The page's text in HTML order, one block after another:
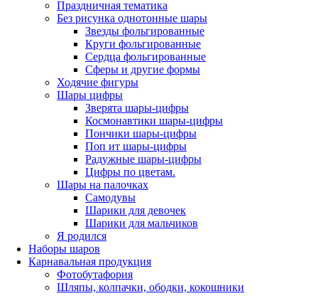
Праздничная тематика
Без рисунка однотонные шары
Звезды фольгированные
Круги фольгированные
Сердца фольгированные
Сферы и другие формы
Ходячие фигуры
Шары цифры
Зверята шары-цифры
Космонавтики шары-цифры
Пончики шары-цифры
Поп ит шары-цифры
Радужные шары-цифры
Цифры по цветам.
Шары на палочках
Самодувы
Шарики для девочек
Шарики для мальчиков
Я родился
Наборы шаров
Карнавальная продукция
Фотобутафория
Шляпы, колпачки, ободки, кокошники